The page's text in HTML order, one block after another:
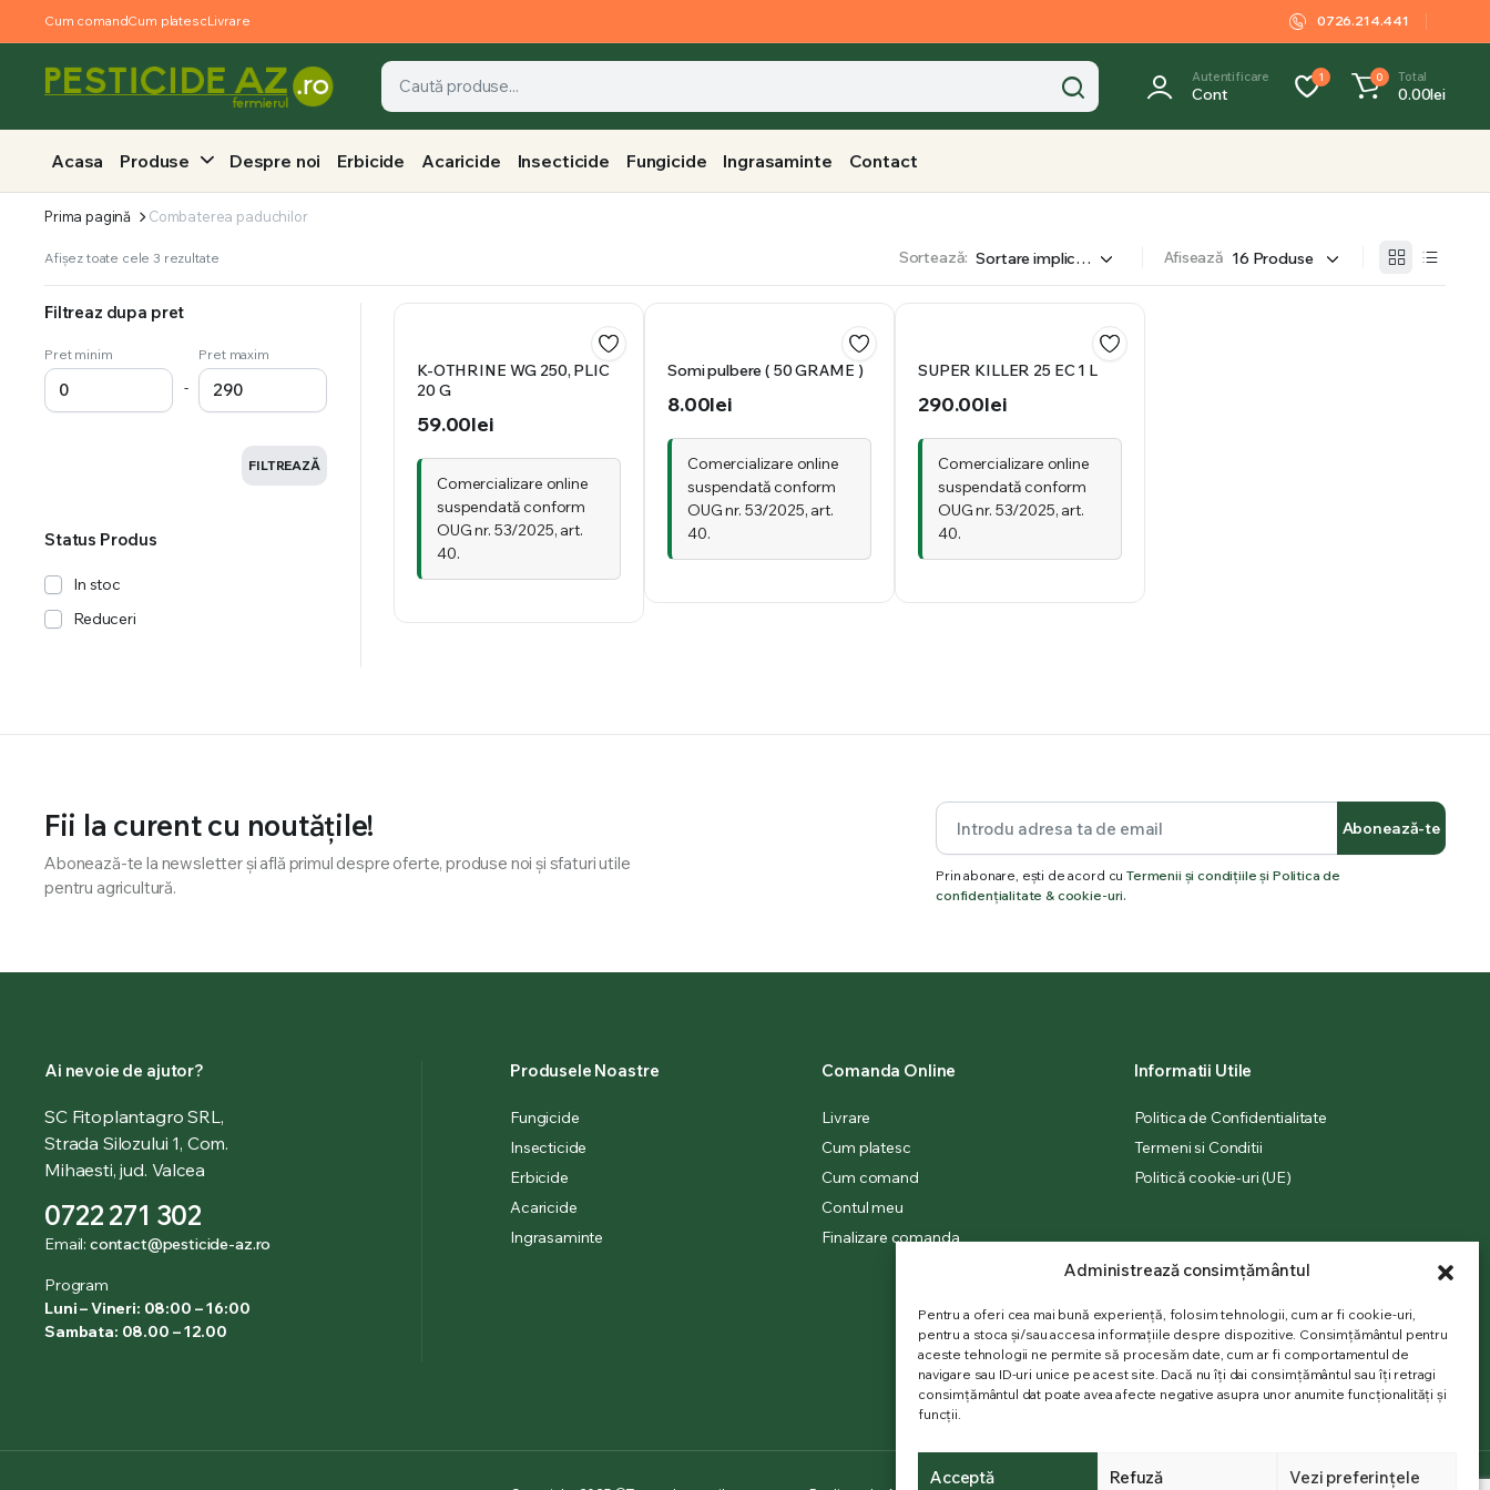
Administrează consimțământul
Pentru a oferi cea mai bună experiență, folosim tehnologii, cum ar fi cookie-uri,
pentru a stoca și/sau accesa informațiile despre dispozitive. Consimțământul pentru
aceste tehnologii ne permite să procesăm date, cum ar fi comportamentul de
navigare sau ID-uri unice pe acest site. Dacă nu îți dai consimțământul sau îți retragi
consimțământul dat poate avea afecte negative asupra unor anumite funcționalități și
funcții.
Acceptă Refuză Vezi preferințele
Cum comandCum platescLivrare 0726.214.441
Autentificare
Cont
1 0 Total
0.00lei
Acasa Produse Despre noi Erbicide Acaricide Insecticide Fungicide Ingrasaminte Contact
Prima pagină Combaterea paduchilor
Afișez toate cele 3 rezultate Sortează: Afisează
K-OTHRINE WG 250, PLIC
20 G
59.00lei
Comercializare online
suspendată conform
OUG nr. 53/2025, art.
40.
Somi pulbere ( 50 GRAME )
8.00lei
Comercializare online
suspendată conform
OUG nr. 53/2025, art.
40.
SUPER KILLER 25 EC 1 L
290.00lei
Comercializare online
suspendată conform
OUG nr. 53/2025, art.
40.
Filtreaz dupa pret
Pret minim
-
Pret maxim
FILTREAZĂ
Status Produs
In stoc
Reduceri
Fii la curent cu noutățile!
Abonează-te la newsletter și află primul despre oferte, produse noi și sfaturi utile
pentru agricultură.
Abonează-te
Prin abonare, ești de acord cuTermenii și condițiile și Politica de
confidențialitate & cookie-uri.
Ai nevoie de ajutor?
SC Fitoplantagro SRL,
Strada Silozului 1, Com.
Mihaesti, jud. Valcea
0722 271 302
Email: contact@pesticide-az.ro
Program
Luni – Vineri: 08:00 – 16:00
Sambata: 08.00 – 12.00
Produsele Noastre
Fungicide
Insecticide
Erbicide
Acaricide
Ingrasaminte
Comanda Online
Livrare
Cum platesc
Cum comand
Contul meu
Finalizare comanda
Informatii Utile
Politica de Confidentialitate
Termeni si Conditii
Politică cookie-uri (UE)